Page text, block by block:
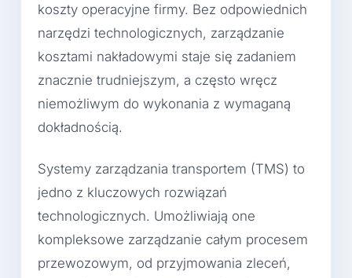
koszty operacyjne firmy. Bez odpowiednich
narzędzi technologicznych, zarządzanie
kosztami nakładowymi staje się zadaniem
znacznie trudniejszym, a często wręcz
niemożliwym do wykonania z wymaganą
dokładnością.
Systemy zarządzania transportem (TMS) to
jedno z kluczowych rozwiązań
technologicznych. Umożliwiają one
kompleksowe zarządzanie całym procesem
przewozowym, od przyjmowania zleceń,